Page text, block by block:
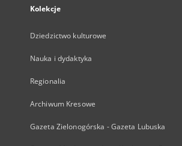
Kolekcje
Dziedzictwo kulturowe
Nauka i dydaktyka
Regionalia
Archiwum Kresowe
Gazeta Zielonogórska - Gazeta Lubuska